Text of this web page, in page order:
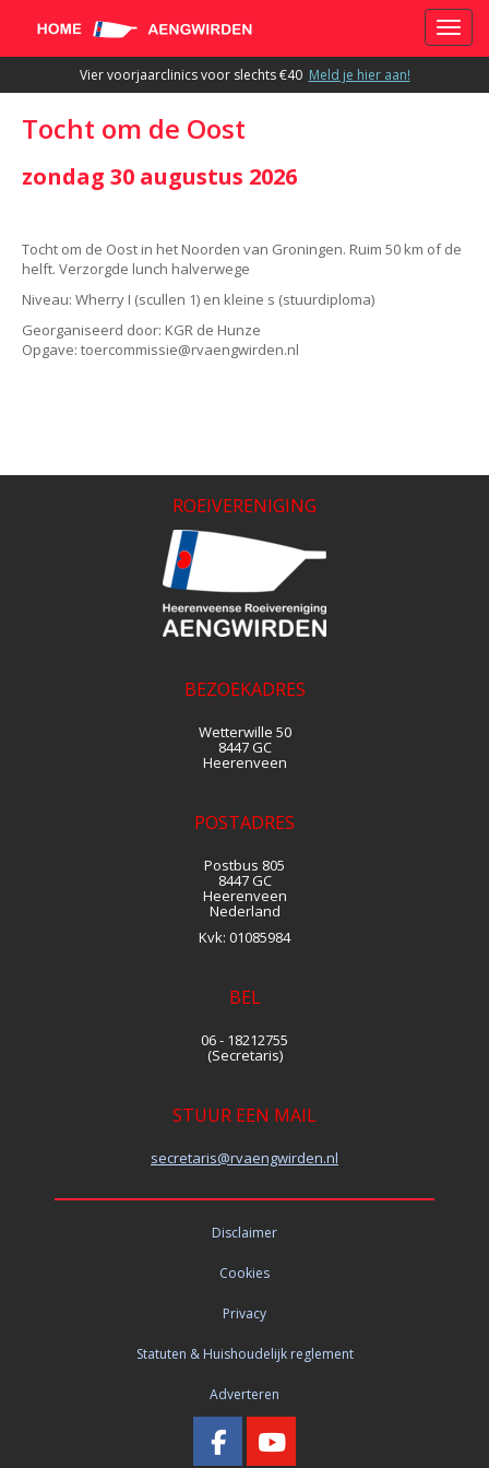
Vier voorjaarclinics voor slechts €40 Meld je hier aan!
Tocht om de Oost
zondag 30 augustus 2026
Tocht om de Oost in het Noorden van Groningen. Ruim 50 km of de
helft. Verzorgde lunch halverwege
Niveau: Wherry I (scullen 1) en kleine s (stuurdiploma)
Georganiseerd door: KGR de Hunze
Opgave: eissimmocreot@rvaengwirden.nl
ROEIVERENIGING
BEZOEKADRES
Wetterwille 50
8447 GC
Heerenveen
POSTADRES
Postbus 805
8447 GC
Heerenveen
Nederland
Kvk: 01085984
BEL
06 - 18212755
(Secretaris)
STUUR EEN MAIL
siraterces@rvaengwirden.nl
Disclaimer
Cookies
Privacy
Statuten & Huishoudelijk reglement
Adverteren